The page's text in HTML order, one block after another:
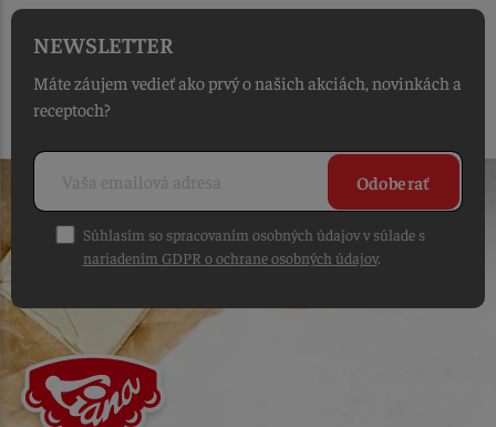
NEWSLETTER
Máte záujem vedieť ako prvý o našich akciách, novinkách a
receptoch?
Odoberať
Súhlasím so spracovaním osobných údajov v súlade s
nariadením GDPR o ochrane osobných údajov.